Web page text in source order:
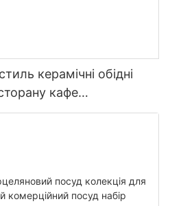
керамічні обідні
кафе
безпечний